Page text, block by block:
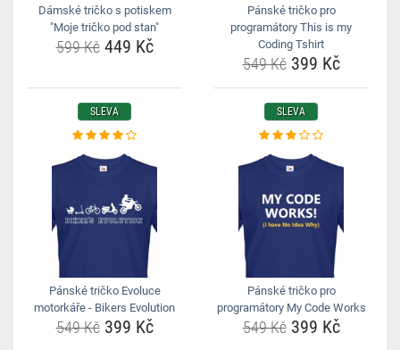
Dámské tričko s potiskem
"Moje tričko pod stan"
599 Kč449 Kč
Pánské tričko pro
programátory This is my
Coding Tshirt
549 Kč399 Kč
SLEVA
Pánské tričko Evoluce
motorkáře - Bikers Evolution
549 Kč399 Kč
SLEVA
Pánské tričko pro
programátory My Code Works
549 Kč399 Kč